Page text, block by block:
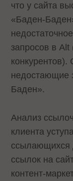
что у сайта
«Баден-
запросов в
недостающие
Баден».
Анализ
клиента
ссылающихся
ссылок на
контент-